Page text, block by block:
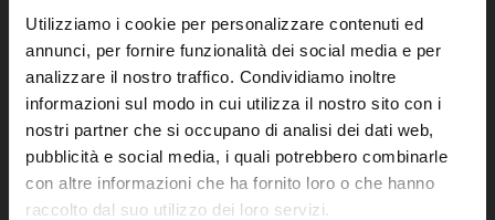
Utilizziamo i cookie per personalizzare contenuti ed
annunci, per fornire funzionalità dei social media e per
analizzare il nostro traffico. Condividiamo inoltre
informazioni sul modo in cui utilizza il nostro sito con i
nostri partner che si occupano di analisi dei dati web,
pubblicità e social media, i quali potrebbero combinarle
con altre informazioni che ha fornito loro o che hanno
raccolto dal suo utilizzo dei loro servizi.